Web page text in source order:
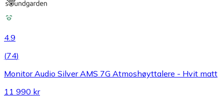
4.9
(74)
Monitor Audio Silver AMS 7G Atmoshøyttalere - Hvit matt
11 990 kr